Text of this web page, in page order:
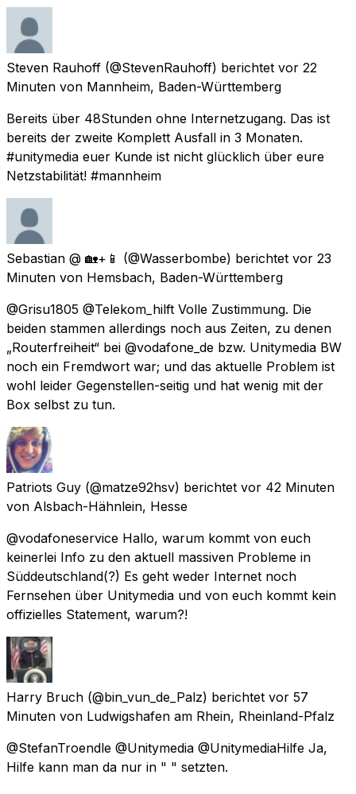
Steven Rauhoff (@StevenRauhoff) berichtet vor 22
Minuten von Mannheim, Baden-Württemberg
Bereits über 48Stunden ohne Internetzugang. Das ist
bereits der zweite Komplett Ausfall in 3 Monaten.
#unitymedia euer Kunde ist nicht glücklich über eure
Netzstabilität! #mannheim
Sebastian @ 🏡+📱 (@Wasserbombe) berichtet vor 23
Minuten von Hemsbach, Baden-Württemberg
@Grisu1805 @Telekom_hilft Volle Zustimmung. Die
beiden stammen allerdings noch aus Zeiten, zu denen
„Routerfreiheit“ bei @vodafone_de bzw. Unitymedia BW
noch ein Fremdwort war; und das aktuelle Problem ist
wohl leider Gegenstellen-seitig und hat wenig mit der
Box selbst zu tun.
Patriots Guy (@matze92hsv) berichtet vor 42 Minuten
von Alsbach-Hähnlein, Hesse
@vodafoneservice Hallo, warum kommt von euch
keinerlei Info zu den aktuell massiven Probleme in
Süddeutschland(?) Es geht weder Internet noch
Fernsehen über Unitymedia und von euch kommt kein
offizielles Statement, warum?!
Harry Bruch (@bin_vun_de_Palz) berichtet vor 57
Minuten von Ludwigshafen am Rhein, Rheinland-Pfalz
@StefanTroendle @Unitymedia @UnitymediaHilfe Ja,
Hilfe kann man da nur in " " setzten.